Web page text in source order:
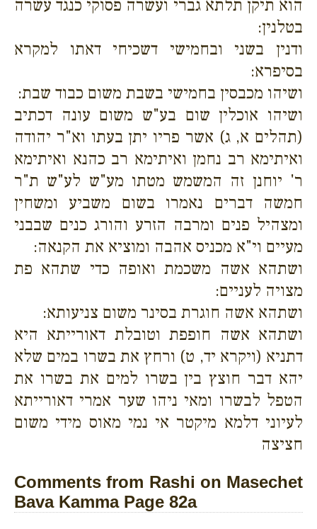
הוא תיקן תלתא גברי ועשרה פסוקי כנגד עשרה
בטלנין:
ודנין בשני ובחמישי דשכיחי דאתו למקרא
בסיפרא:
ושיהו מכבסין בחמישי בשבת משום כבוד שבת:
ושיהו אוכלין שום בע"ש משום עונה דכתיב
(תהלים א, ג) אשר פריו יתן בעתו וא"ר יהודה
ואיתימא רב נחמן ואיתימא רב כהנא ואיתימא
ר' יוחנן זה המשמש מטתו מע"ש לע"ש ת"ר
חמשה דברים נאמרו בשום משביע ומשחין
ומצהיל פנים ומרבה הזרע והורג כנים שבבני
מעיים וי"א מכניס אהבה ומוציא את הקנאה:
ושתהא אשה משכמת ואופה כדי שתהא פת
מצויה לעניים:
ושתהא אשה חוגרת בסינר משום צניעותא:
ושתהא אשה חופפת וטובלת דאורייתא היא
דתניא (ויקרא יד, ט) ורחץ את בשרו במים שלא
יהא דבר חוצץ בין בשרו למים את בשרו את
הטפל לבשרו ומאי ניהו שער אמרי דאורייתא
לעיוני דלמא מיקטר אי נמי מאוס מידי משום
חציצה
Comments from Rashi on Masechet
Bava Kamma Page 82a